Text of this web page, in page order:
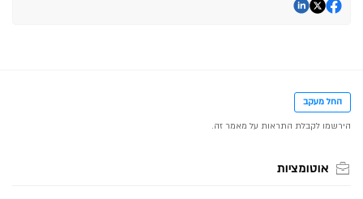
החל מעקב
אוטומציות